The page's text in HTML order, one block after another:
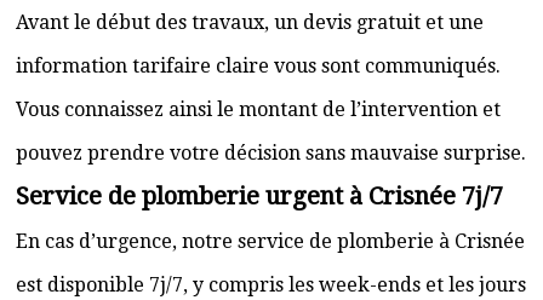
Avant le début des travaux, un devis gratuit et une
information tarifaire claire vous sont communiqués.
Vous connaissez ainsi le montant de l’intervention et
pouvez prendre votre décision sans mauvaise surprise.
Service de plomberie urgent à Crisnée 7j/7
En cas d’urgence, notre service de plomberie à Crisnée
est disponible 7j/7, y compris les week-ends et les jours